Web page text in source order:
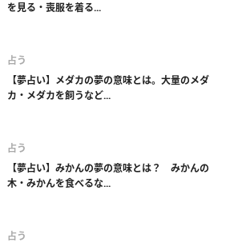
を見る・喪服を着る...
占う
【夢占い】メダカの夢の意味とは。大量のメダ
カ・メダカを飼うなど...
占う
【夢占い】みかんの夢の意味とは？ みかんの
木・みかんを食べるな...
占う